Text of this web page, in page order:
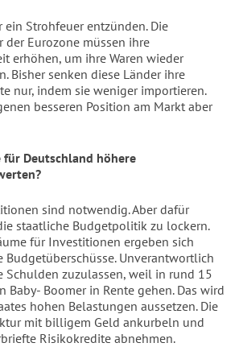
ein Strohfeuer entzünden. Die
der Eurozone müssen ihre
erhöhen, um ihre Waren wieder
Bisher senken diese Länder ihre
nur, indem sie weniger importieren.
besseren Position am Markt aber
für Deutschland höhere
sind notwendig. Aber dafür
staatliche Budgetpolitik zu lockern.
für Investitionen ergeben sich
Budgetüberschüsse. Unverantwortlich
Schulden zuzulassen, weil in rund 15
Baby- Boomer in Rente gehen. Das wird
hohen Belastungen aussetzen. Die
mit billigem Geld ankurbeln und
Risikokredite abnehmen.